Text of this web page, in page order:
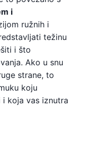
i
ružnih i
težinu
i što
Ako u snu
strane, to
koju
koja vas iznutra